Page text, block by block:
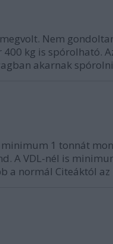
Nem
400 kg is spórolható.
akarnak
minimum 1 tonnát
A VDL-nél is
a normál Citeáktól az